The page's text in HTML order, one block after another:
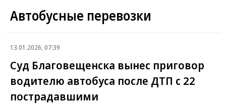
Автобусные перевозки
13.01.2026, 07:39
Суд Благовещенска вынес приговор
водителю автобуса после ДТП с 22
пострадавшими